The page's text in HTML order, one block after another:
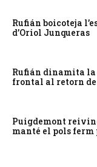
Rufián boicoteja
d’Oriol Junqueras
Rufián dinamita
frontal al retorn
Puigdemont
manté el pols